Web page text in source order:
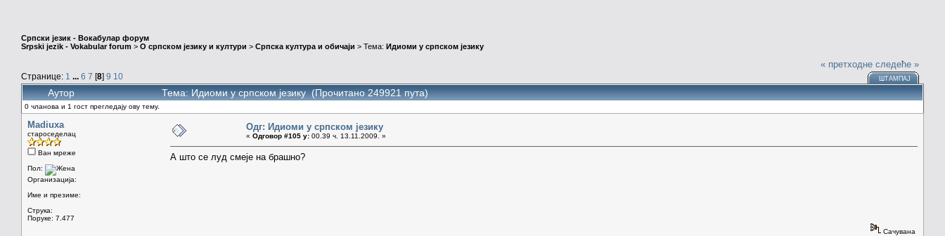
Српски језик - Вокабулар форум
Srpski jezik - Vokabular forum > О српском језику и култури > Српска култура и обичаји > Тема: Идиоми у српском језику
Странице: 1 ... 6 7 [8] 9 10
« претходне следеће »
ШТАМПАЈ
Аутор Тема: Идиоми у српском језику (Прочитано 249921 пута)
0 чланова и 1 гост прегледају ову тему.
Madiuxa
староседелац
Ван мреже
Пол:
Организација:
Име и презиме:
Струка:
Поруке: 7.477
Одг: Идиоми у српском језику
« Одговор #105 у: 00.39 ч. 13.11.2009. »
А што се луд смеје на брашно?
Сачувана